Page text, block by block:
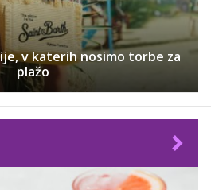
v katerih nosimo torbe za
plažo